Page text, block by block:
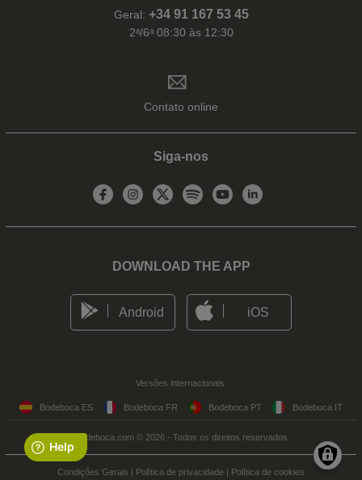
Geral: +34 91 167 53 45
2ᵃ/6ᵃ 08:30 às 12:30
Contato online
Siga-nos
DOWNLOAD THE APP
Android iOS
Versões internacionais:
Bodeboca ES Bodeboca FR Bodeboca PT Bodeboca IT
Bodeboca.com © 2026 - Todos os direitos reservados
Condições Gerais | Política de privacidade | Política de cookies